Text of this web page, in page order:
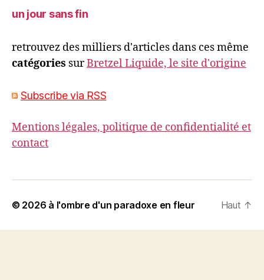
un jour sans fin
retrouvez des milliers d'articles dans ces même
catégories surBretzel Liquide, le site d'origine
Subscribe via RSS
Mentions légales, politique de confidentialité et
contact
© 2026 à l'ombre d'un paradoxe en fleur Haut ↑